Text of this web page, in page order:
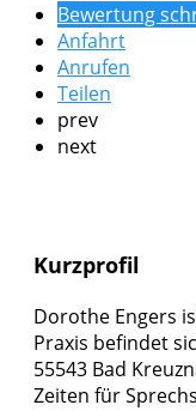
Bewertung
Anfahrt
Anrufen
Teilen
prev
next
Kurzprofil
Dorothe Engers
Praxis befindet
55543 Bad
Zeiten für